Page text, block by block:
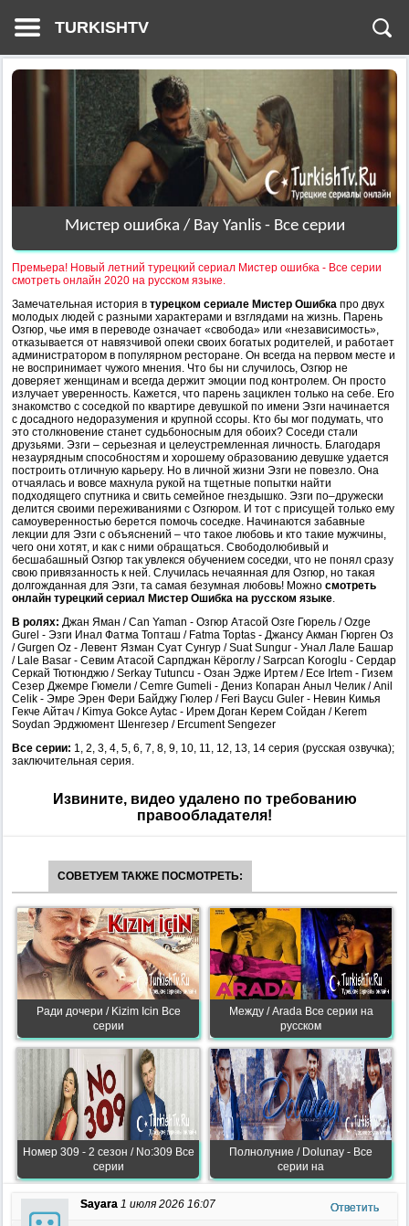
TURKISHTV
Мистер ошибка / Bay Yanlis - Все серии
Премьера! Новый летний турецкий сериал Мистер ошибка - Все серии
смотреть онлайн 2020 на русском языке.
Замечательная история в турецком сериале Мистер Ошибка про двух
молодых людей с разными характерами и взглядами на жизнь. Парень
Озгюр, чье имя в переводе означает «свобода» или «независимость»,
отказывается от навязчивой опеки своих богатых родителей, и работает
администратором в популярном ресторане. Он всегда на первом месте и
не воспринимает чужого мнения. Что бы ни случилось, Озгюр не
доверяет женщинам и всегда держит эмоции под контролем. Он просто
излучает уверенность. Кажется, что парень зациклен только на себе. Его
знакомство с соседкой по квартире девушкой по имени Эзги начинается
с досадного недоразумения и крупной ссоры. Кто бы мог подумать, что
это столкновение станет судьбоносным для обоих? Соседи стали
друзьями. Эзги – серьезная и целеустремленная личность. Благодаря
незаурядным способностям и хорошему образованию девушке удается
построить отличную карьеру. Но в личной жизни Эзги не повезло. Она
отчаялась и вовсе махнула рукой на тщетные попытки найти
подходящего спутника и свить семейное гнездышко. Эзги по–дружески
делится своими переживаниями с Озгюром. И тот с присущей только ему
самоуверенностью берется помочь соседке. Начинаются забавные
лекции для Эзги с объяснений – что такое любовь и кто такие мужчины,
чего они хотят, и как с ними обращаться. Свободолюбивый и
бесшабашный Озгюр так увлекся обучением соседки, что не понял сразу
свою привязанность к ней. Случилась нечаянная для Озгюр, но такая
долгожданная для Эзги, та самая безумная любовь! Можно смотреть
онлайн турецкий сериал Мистер Ошибка на русском языке.
В ролях: Джан Яман / Can Yaman - Озгюр Атасой Озге Гюрель / Ozge
Gurel - Эзги Инал Фатма Топташ / Fatma Toptas - Джансу Акман Гюрген Оз
/ Gurgen Oz - Левент Язман Суат Сунгур / Suat Sungur - Унал Лале Башар
/ Lale Basar - Севим Атасой Сарпджан Кёроглу / Sarpcan Koroglu - Сердар
Серкай Тютюнджю / Serkay Tutuncu - Озан Эдже Иртем / Ece Irtem - Гизем
Сезер Джемре Гюмели / Cemre Gumeli - Дениз Копаран Аныл Челик / Anil
Celik - Эмре Эрен Фери Байджу Гюлер / Feri Baycu Guler - Невин Кимья
Гекче Айтач / Kimya Gokce Aytac - Ирем Доган Керем Сойдан / Kerem
Soydan Эрджюмент Шенгезер / Ercument Sengezer
Все серии: 1, 2, 3, 4, 5, 6, 7, 8, 9, 10, 11, 12, 13, 14 серия (русская озвучка);
заключительная серия.
Извините, видео удалено по требованию
правообладателя!
СОВЕТУЕМ ТАКЖЕ ПОСМОТРЕТЬ:
Ради дочери / Kizim Icin Все
серии
Между / Arada Все серии на
русском
Номер 309 - 2 сезон / No:309 Все
серии
Полнолуние / Dolunay - Все
серии на
Sayara 1 июля 2026 16:07 Ответить